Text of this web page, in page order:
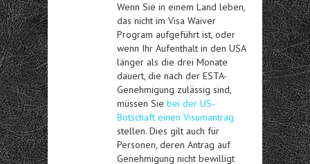
Wenn Sie in einem Land leben,
das nicht im Visa Waiver
Program aufgeführt ist, oder
wenn Ihr Aufenthalt in den USA
länger als die drei Monate
dauert, die nach der ESTA-
Genehmigung zulässig sind,
müssen Sie bei der US-
Botschaft einen Visumantrag
stellen. Dies gilt auch für
Personen, deren Antrag auf
Genehmigung nicht bewilligt